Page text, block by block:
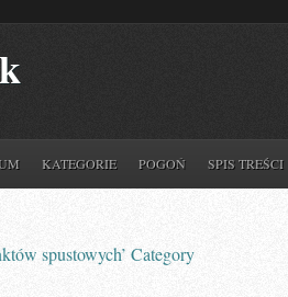
KATEGORIE POGOŃ SPIS TREŚCI
spustowych’ Category